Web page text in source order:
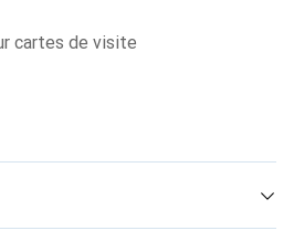
cartes de visite